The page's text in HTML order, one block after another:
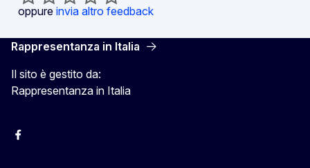
oppure invia altro feedback
Rappresentanza in Italia
Il sito è gestito da:
Rappresentanza in Italia
Facebook Europa in Italia